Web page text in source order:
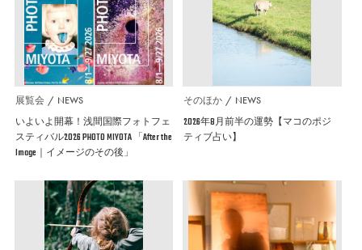
展覧会 NEWS
いよいよ開幕！浅間国際フォトフェ
スティバル2026 PHOTO MIYOTA 「After the
Image｜イメージのその後」
そのほか NEWS
2026年8月前半の運勢【マコのポジ
ティブ占い】